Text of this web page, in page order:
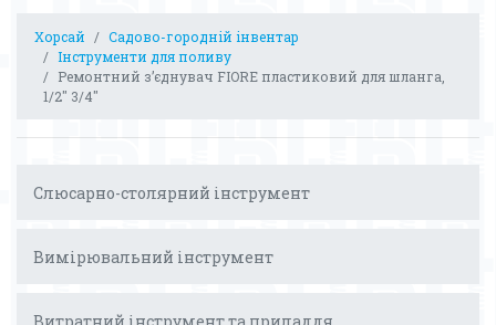
Хорсай
Садово-городній інвентар
Інструменти для поливу
Ремонтний з’єднувач FIORE пластиковий для шланга,
1/2″ 3/4″
Слюсарно-столярний інструмент
Вимірювальний інструмент
Витратний інструмент та приладдя